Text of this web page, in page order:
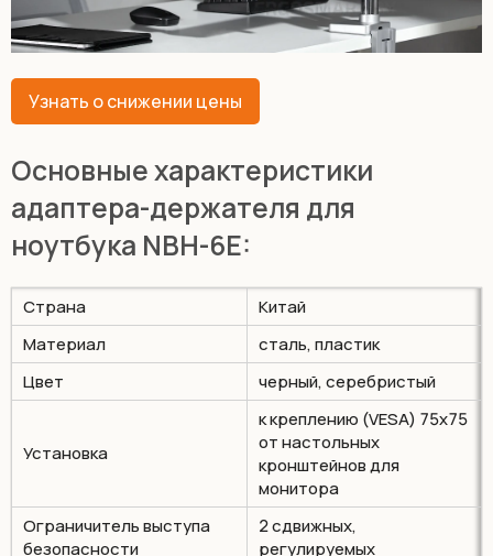
Узнать о снижении цены
Основные характеристики
адаптера-держателя для
ноутбука NBH-6E:
Страна
Китай
Материал
сталь, пластик
Цвет
черный, серебристый
Установка
к креплению (VESA) 75х75
от настольных
кронштейнов для
монитора
Ограничитель выступа
безопасности
2 сдвижных,
регулируемых